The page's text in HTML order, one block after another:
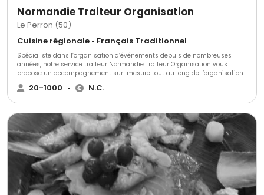
Normandie Traiteur Organisation
Le Perron (50)
Cuisine régionale • Français Traditionnel
Spécialiste dans l’organisation d’événements depuis de nombreuses
années, notre service traiteur Normandie Traiteur Organisation vous
propose un accompagnement sur-mesure tout au long de l’organisation
de vos événements, privés et/ou professionnels. Différents services et
formules, vous seront proposées.
20-1000 • N.C.